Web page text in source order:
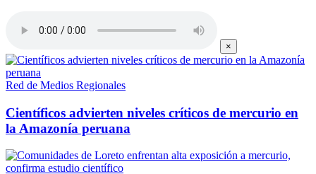
×
Red de Medios Regionales
Científicos advierten niveles críticos de mercurio en
la Amazonía peruana